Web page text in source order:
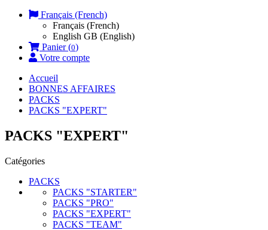
Français (French)
Français (French)
English GB (English)
Panier (0)
Votre compte
Accueil
BONNES AFFAIRES
PACKS
PACKS "EXPERT"
PACKS "EXPERT"
Catégories
PACKS
PACKS "STARTER"
PACKS "PRO"
PACKS "EXPERT"
PACKS "TEAM"